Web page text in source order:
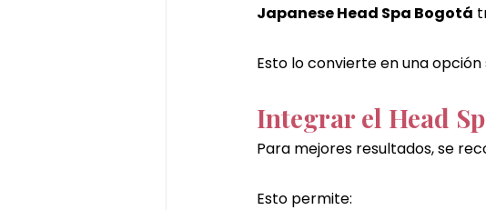
Japanese Head Spa Bogotá
Esto lo convierte en una
Integrar el Head
Para mejores resultados, se
Esto permite: